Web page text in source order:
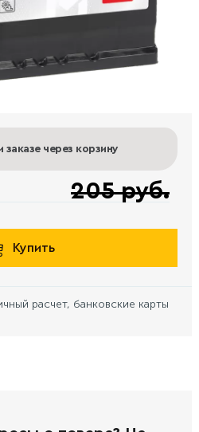
заказе через корзину
205 руб.
Купить
расчет, банковские карты